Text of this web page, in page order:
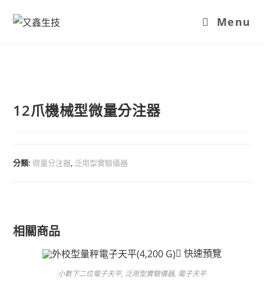
Menu
12爪機械型微量分注器
分類:微量分注器, 泛用型實驗儀器
相關商品
快速預覽
小數下二位電子天平, 泛用型實驗儀器, 電子天平